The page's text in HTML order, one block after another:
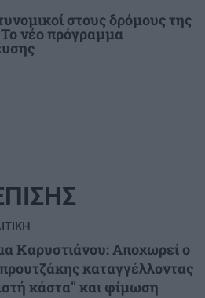
στους δρόμους της
νέο πρόγραμμα
Καρυστιάνου: Αποχωρεί ο
καταγγέλλοντας
κάστα" και φίμωση